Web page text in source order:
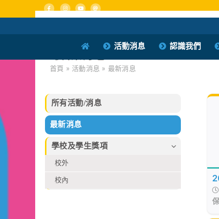
to
content
活動消息
認識我們
最新消息
首頁 » 活動消息 » 最新消息
所有活動/消息
最新消息
學校及學生獎項
校外
校內